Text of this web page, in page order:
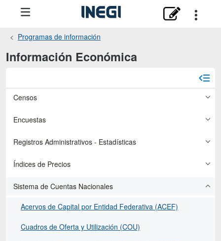
Programas de información
Información Económica
Censos
Encuestas
Registros Administrativos - Estadísticas
Índices de Precios
Sistema de Cuentas Nacionales
Acervos de Capital por Entidad Federativa (ACEF)
Cuadros de Oferta y Utilización (COU)